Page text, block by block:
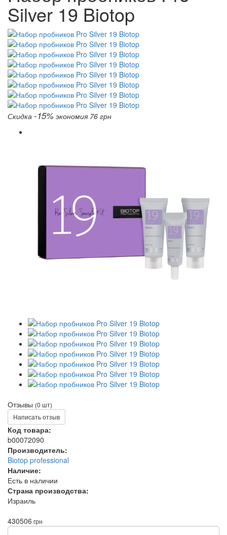
Silver 19 Biotop
Скидка -15% экономия 76 грн
Отзывы (0 шт)
Написать отзыв
Код товара:
b00072090
Производитель:
Biotop professional
Наличие:
Есть в наличии
Страна производства:
Израиль
430506 грн